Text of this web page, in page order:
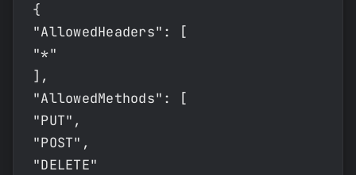
{
"AllowedHeaders": [
"*"
],
"AllowedMethods": [
"PUT",
"POST",
"DELETE"